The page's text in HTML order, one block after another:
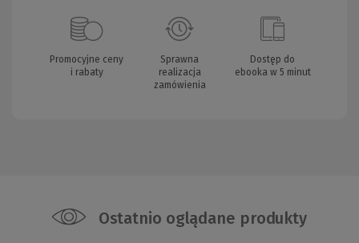
Promocyjne ceny
i rabaty
Sprawna
realizacja
zamówienia
Dostęp do
ebooka w 5 minut
Ostatnio oglądane produkty